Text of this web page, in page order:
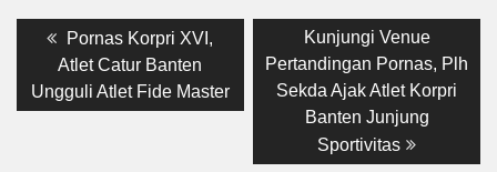
Post
navigation
Previous
post:
Pornas Korpri XVI,
Atlet Catur Banten
Ungguli Atlet Fide Master
Next
post:
Kunjungi Venue
Pertandingan Pornas, Plh
Sekda Ajak Atlet Korpri
Banten Junjung
Sportivitas